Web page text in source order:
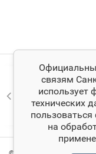
связям
использует
технических
пользоваться
на